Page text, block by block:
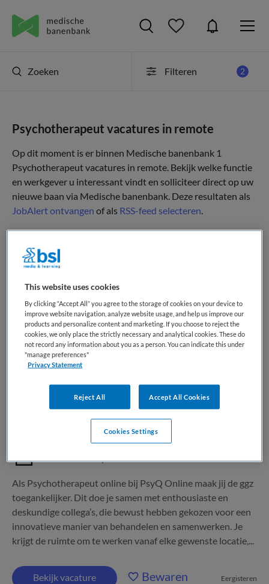
Zoeken Filteren 2
Psychotherapeut vacatures in remote
Op dit moment is er binnen Medische banenbank 1
Psychotherapeut vacatures in remote. Bekijk welke functie
en werkgever u interessant vindt en solliciteer direct op uw
nieuwe baan via Medische banenbank. Deze resultaten als
JobAlert ontvangen of als RSS-feed selecteren.
1 vacature gevonden
Psychotherapeut online
Parnassia Groep,Remote
WO
Niet nader bepaald
Niet nader bepaald
Als Psychotherapeut online bij PsyQ Online maak jij de ggz
toegankelijker. Dit doe je samen met enthousiaste en
deskundige collega’s, die bewust hebben gekozen voor een
innovatieve manier van behandelen en samenwerken. Je
krijgt de ruimte om te werken vanaf elke gewenste locatie,...
Bekijk vacature Bewaren Eergisteren
This website uses cookies
By clicking “Accept All” you agree to the storage of cookies on your device to
improve website navigation, analyze website usage, and help us improve our
products and personalize content and marketing. If you choose to reject the
cookies, we only place the strictly necessary and analytical cookies. These do
not record any information about you as a person. You can indicate this under
"manage preferences"
Privacy Statement
Reject All Accept All Cookies
Cookies Settings